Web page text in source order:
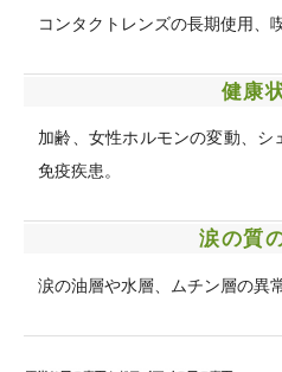
コンタクトレンズの長期使用、
健康
加齢、女性ホルモンの変動、シ
免疫疾患。
涙の質
涙の油層や水層、ムチン層の異常